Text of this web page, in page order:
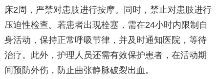
床2周，严禁对患肢进行按摩。同时，禁止对患肢进行
压迫性检查。若患者出现栓塞，需在24小时内限制自
身活动，保持正常呼吸节律，并及时通知医院，等待
治疗。此外，护理人员还需有效保护患者，在活动期
间预防外伤，防止曲张静脉破裂出血。